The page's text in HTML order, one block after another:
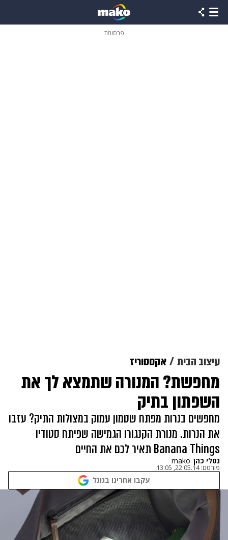
פרסומת
עיצוב הבית אקססוריז
מחפשת? המנורה שתמצא לך את
השפתון בתיק
מחפשים בנרות מפתח שטמון עמוק במצולות התיק? עזבו
את הנרות. מנורת הקנגורו הגמישה שפיתח סטודיו
Banana Things תאיר לכם את החיים
נטלי כהן mako
פורסם:22.05.14, 13:05
עקבו אחרינו בגוגל